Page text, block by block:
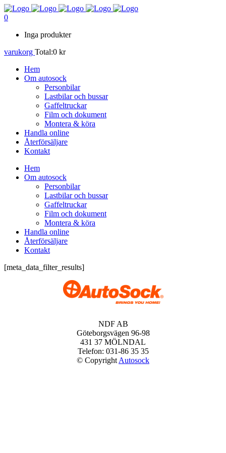
0
Inga produkter
varukorg Total:0 kr
Hem
Om autosock
Personbilar
Lastbilar och bussar
Gaffeltruckar
Film och dokument
Montera & köra
Handla online
Återförsäljare
Kontakt
Hem
Om autosock
Personbilar
Lastbilar och bussar
Gaffeltruckar
Film och dokument
Montera & köra
Handla online
Återförsäljare
Kontakt
[meta_data_filter_results]
NDF AB
Göteborgsvägen 96-98
431 37 MÖLNDAL
Telefon: 031-86 35 35
© Copyright Autosock